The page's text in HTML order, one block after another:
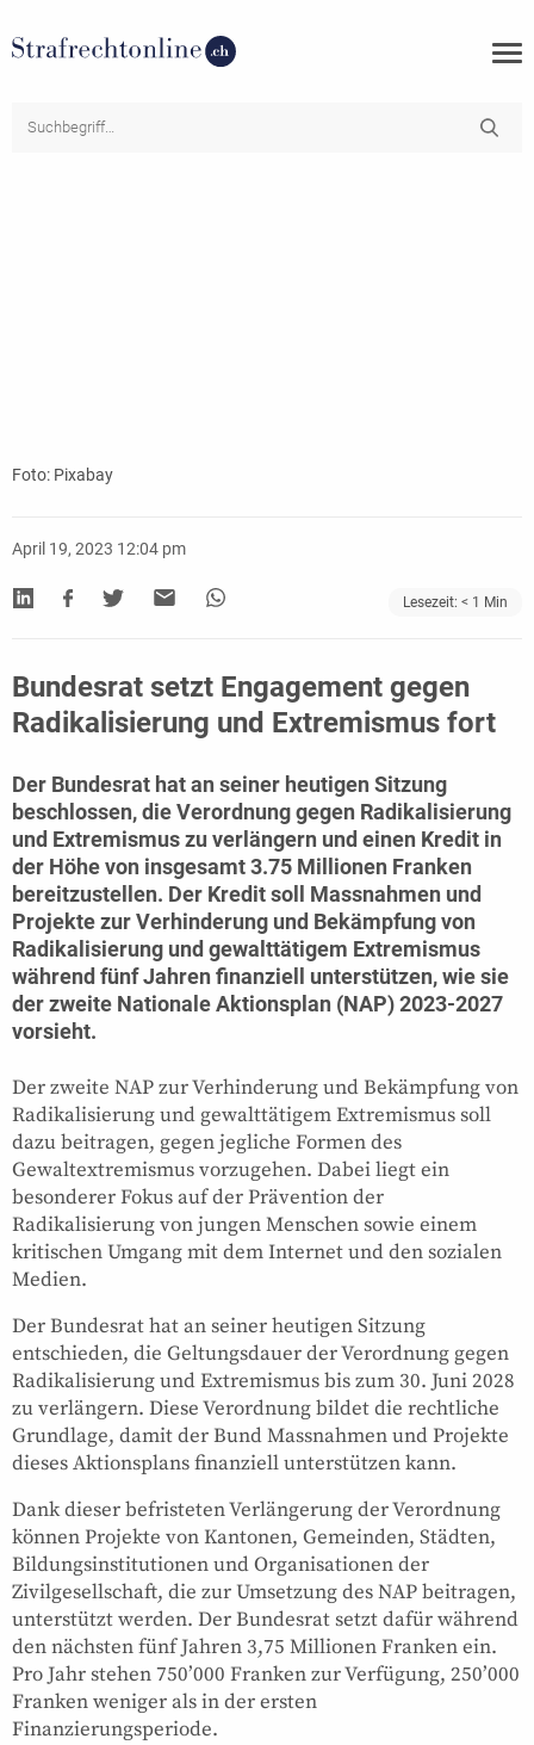
Foto: Pixabay
April 19, 2023 12:04 pm
Lesezeit: < 1 Min
Bundesrat setzt Engagement gegen
Radikalisierung und Extremismus fort
Der Bundesrat hat an seiner heutigen Sitzung
beschlossen, die Verordnung gegen Radikalisierung
und Extremismus zu verlängern und einen Kredit in
der Höhe von insgesamt 3.75 Millionen Franken
bereitzustellen. Der Kredit soll Massnahmen und
Projekte zur Verhinderung und Bekämpfung von
Radikalisierung und gewalttätigem Extremismus
während fünf Jahren finanziell unterstützen, wie sie
der zweite Nationale Aktionsplan (NAP) 2023-2027
vorsieht.
Der zweite NAP zur Verhinderung und Bekämpfung von
Radikalisierung und gewalttätigem Extremismus soll
dazu beitragen, gegen jegliche Formen des
Gewaltextremismus vorzugehen. Dabei liegt ein
besonderer Fokus auf der Prävention der
Radikalisierung von jungen Menschen sowie einem
kritischen Umgang mit dem Internet und den sozialen
Medien.
Der Bundesrat hat an seiner heutigen Sitzung
entschieden, die Geltungsdauer der Verordnung gegen
Radikalisierung und Extremismus bis zum 30. Juni 2028
zu verlängern. Diese Verordnung bildet die rechtliche
Grundlage, damit der Bund Massnahmen und Projekte
dieses Aktionsplans finanziell unterstützen kann.
Dank dieser befristeten Verlängerung der Verordnung
können Projekte von Kantonen, Gemeinden, Städten,
Bildungsinstitutionen und Organisationen der
Zivilgesellschaft, die zur Umsetzung des NAP beitragen,
unterstützt werden. Der Bundesrat setzt dafür während
den nächsten fünf Jahren 3,75 Millionen Franken ein.
Pro Jahr stehen 750’000 Franken zur Verfügung, 250’000
Franken weniger als in der ersten
Finanzierungsperiode.